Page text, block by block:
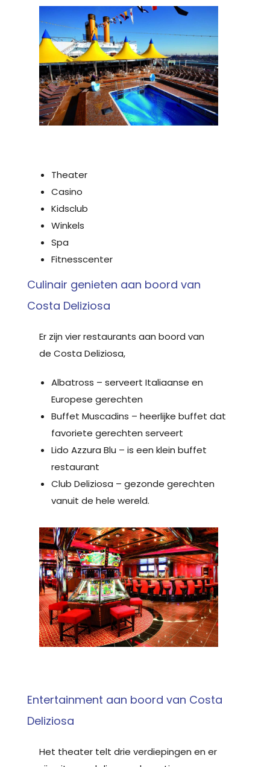
Theater
Casino
Kidsclub
Winkels
Spa
Fitnesscenter
Culinair genieten aan boord van
Costa Deliziosa
Er zijn vier restaurants aan boord van
de Costa Deliziosa,
Albatross – serveert Italiaanse en
Europese gerechten
Buffet Muscadins – heerlijke buffet dat
favoriete gerechten serveert
Lido Azzura Blu – is een klein buffet
restaurant
Club Deliziosa – gezonde gerechten
vanuit de hele wereld.
Entertainment aan boord van Costa
Deliziosa
Het theater telt drie verdiepingen en er